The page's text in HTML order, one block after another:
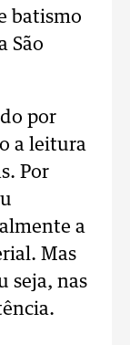
batismo
São
por
a leitura
Por
a
Mas
seja, nas